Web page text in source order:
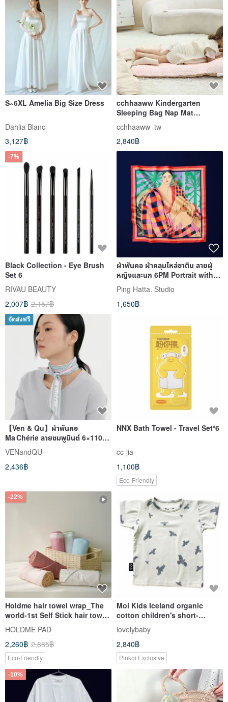
S~6XL Amelia Big Size Dress
Dahlia Blanc
3,127฿
cchhaaww Kindergarten
Sleeping Bag Nap Mat
Thickened 6cm Machine
Washable & Dryable In Stock
Made in Taiwan
cchhaaww_tw
2,840฿
-7%
Black Collection - Eye Brush
Set 6
RIVAU BEAUTY
2,007฿ 2,157฿
ผ้าพันคอ ผ้าคลุมไหล่ซาติน ลายผู้
หญิงและนก 6PM Portrait with
Kevin โดย Ping Hatta
Ping Hatta. Studio
1,650฿
จัดส่งฟรี
【Ven & Qu】ผ้าพันคอ
Ma Chérie ลายชมพูมินต์ 6×110
ซม.
VENandQU
2,436฿
NNX Bath Towel - Travel Set*6
cc-jia
1,100฿
Eco-Friendly
-22%
Holdme hair towel wrap_The
world-1st Self Stick hair towel
wrap
HOLDME PAD
2,260฿ 2,885฿
Eco-Friendly
Moi Kids Iceland organic
cotton children's short-
sleeved tops 5 to 6 years old
white
lovelybaby
2,840฿
Pinkoi Exclusive
-10%